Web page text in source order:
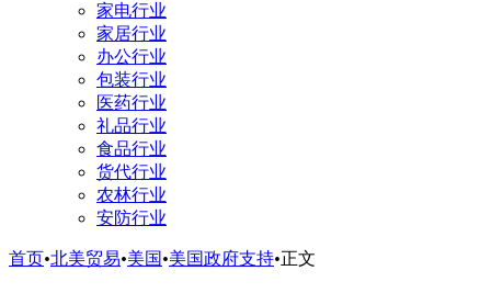
家电行业
家居行业
办公行业
包装行业
医药行业
礼品行业
食品行业
货代行业
农林行业
安防行业
首页•北美贸易•美国•美国政府支持•正文